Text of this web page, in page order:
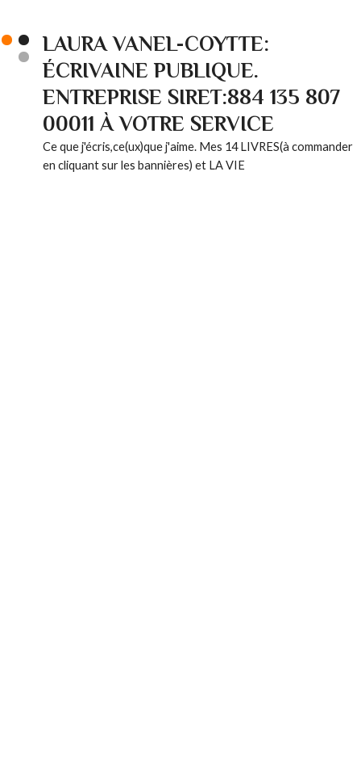
LAURA VANEL-COYTTE:
ÉCRIVAINE PUBLIQUE.
ENTREPRISE SIRET:884 135 807
00011 À VOTRE SERVICE
Ce que j'écris,ce(ux)que j'aime. Mes 14 LIVRES(à commander
en cliquant sur les bannières) et LA VIE